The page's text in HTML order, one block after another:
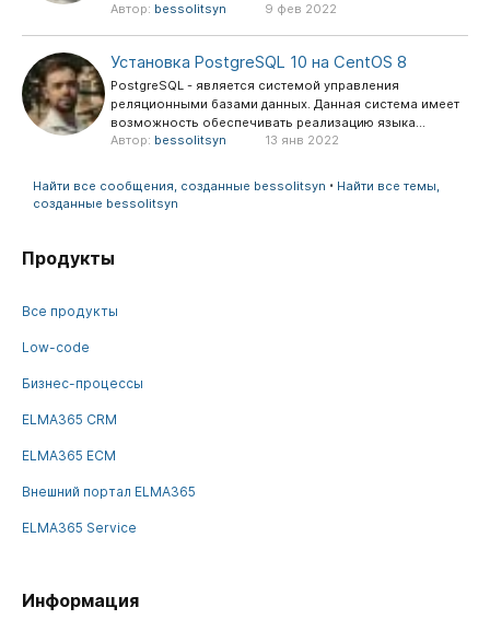
Автор: bessolitsyn 9 фев 2022
Установка PostgreSQL 10 на CentOS 8
PostgreSQL - является системой управления
реляционными базами данных. Данная система имеет
возможность обеспечивать реализацию языка...
Автор: bessolitsyn 13 янв 2022
Найти все сообщения, созданные bessolitsyn
Найти все темы,
созданные bessolitsyn
Продукты
Все продукты
Low-code
Бизнес-процессы
ELMA365 CRM
ELMA365 ECM
Внешний портал ELMA365
ELMA365 Service
Информация